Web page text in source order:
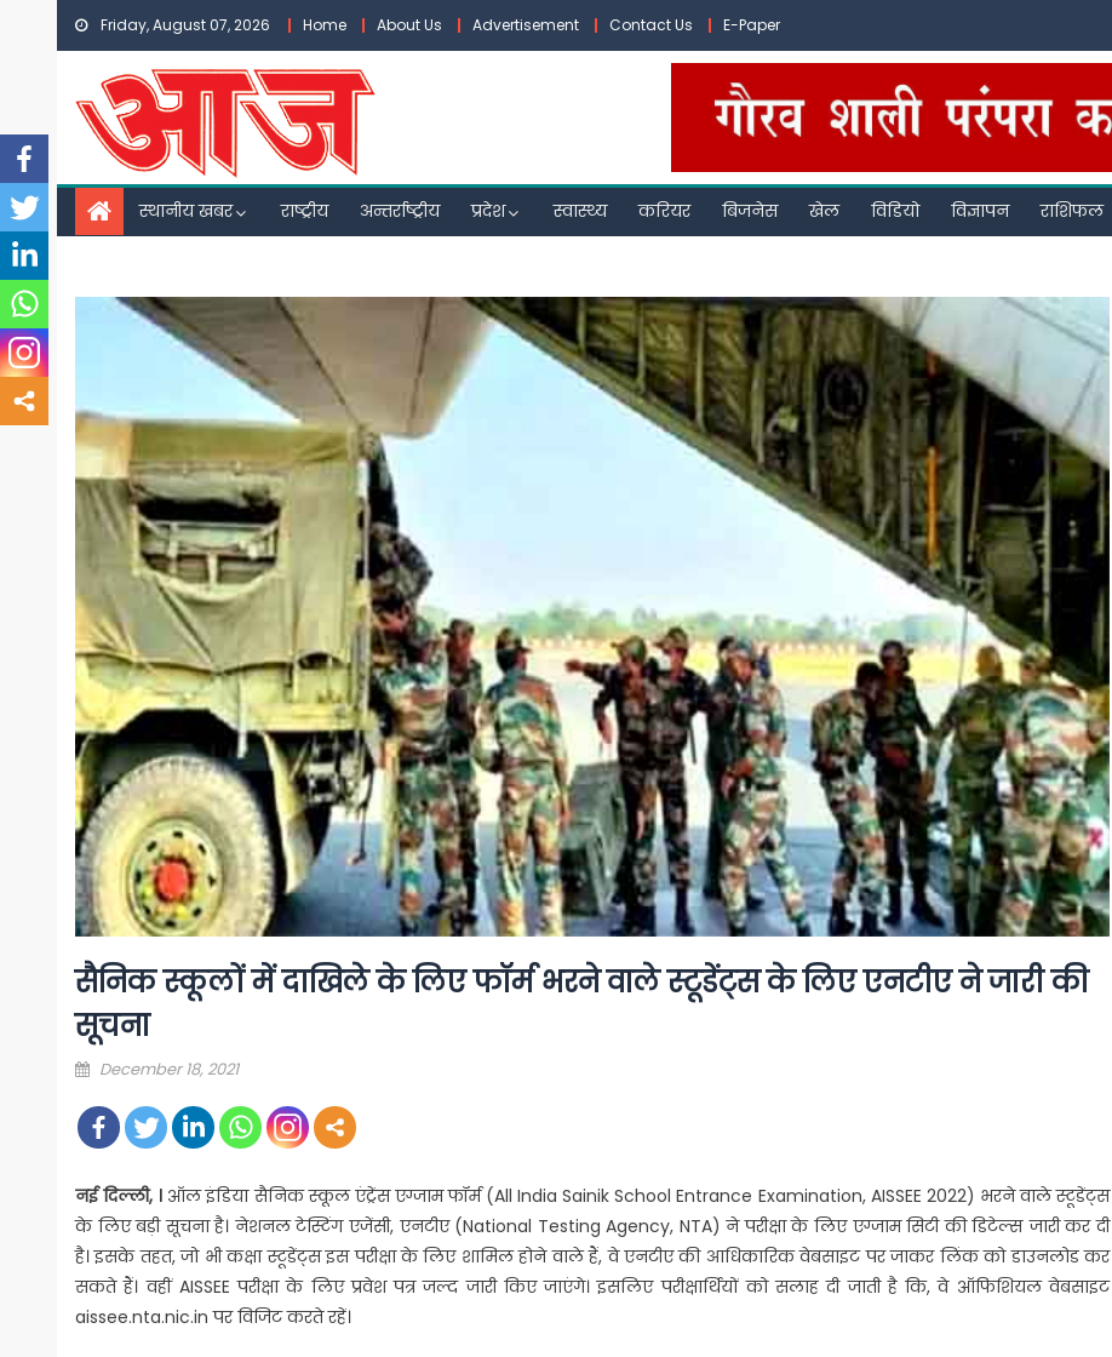
Skip
content
Friday, August 07, 2026 Home About Us Advertisement Contact Us E-Paper
स्थानीय खबर राष्ट्रीय अन्तर्राष्ट्रीय प्रदेश स्वास्थ्य करियर बिजनेस खेल विडियो विज्ञापन राशिफल
सैनिक स्कूलों में दाखिले के लिए फॉर्म भरने वाले स्टूडेंट्स के लिए एनटीए ने जारी की
सूचना
Posted
December 18, 2021
नई दिल्ली, । ऑल इंडिया सैनिक स्कूल एंट्रेंस एग्जाम फॉर्म (All India Sainik School Entrance Examination, AISSEE 2022) भरने वाले स्टूडेंट्स
के लिए बड़ी सूचना है। नेशनल टेस्टिंग एजेंसी, एनटीए (National Testing Agency, NTA) ने परीक्षा के लिए एग्जाम सिटी की डिटेल्स जारी कर दी
है। इसके तहत, जो भी कक्षा स्टूडेंट्स इस परीक्षा के लिए शामिल होने वाले हैं, वे एनटीए की आधिकारिक वेबसाइट पर जाकर लिंक को डाउनलोड कर
सकते हैं। वहीं AISSEE परीक्षा के लिए प्रवेश पत्र जल्द जारी किए जाएंगे। इसलिए परीक्षार्थियों को सलाह दी जाती है कि, वे ऑफिशियल वेबसाइट
aissee.nta.nic.in पर विजिट करते रहें।